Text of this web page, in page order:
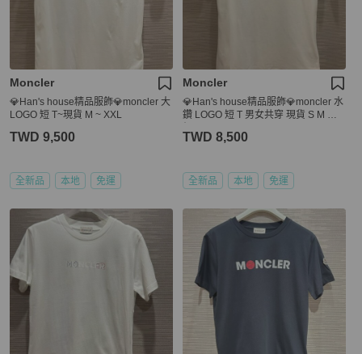
Moncler
💎Han's house精品服飾💎moncler 大
LOGO 短 T~現貨 M ~ XXL
TWD 9,500
全新品 本地 免運
Moncler
💎Han's house精品服飾💎moncler 水
鑽 LOGO 短 T 男女共穿 現貨 S M 原
TWD 8,500
全新品 本地 免運